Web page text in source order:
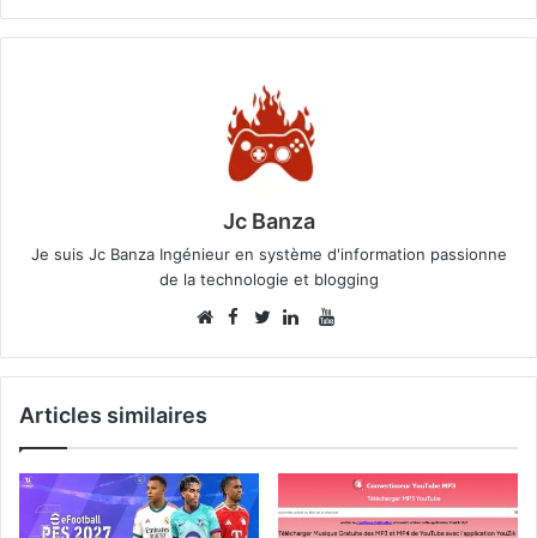
Jc Banza
Je suis Jc Banza Ingénieur en système d'information passionne
de la technologie et blogging
FacebookYouTube
Articles similaires